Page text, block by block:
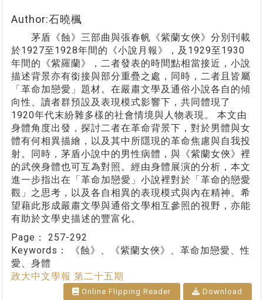
Author:石曉楓
茅盾《蝕》三部曲與張春帆《紫蘭女俠》分別刊載
於1927至1928年間的《小說月報》，及1929至1930
年間的《紫羅蘭》，二者發表的時間點相當接近，小說
描述背景亦有銜接與部分重疊之處，同時，二者且皆屬
「革命加戀愛」題材。在嚴肅文學及通俗小說各自的傾
向性、讀者群預設及表現模式影響下，共同體現了
1920年代末紛雜多樣的社會情境與人物表現。 本文由
身體角度出發，探討二者在革命背景下，對於男體與女
體有何相異描繪，以及其中所隱現的革命焦慮與自我投
射。同時，茅盾小說中的男性病體，與《紫蘭女俠》裡
的武俠身體也可互為對照。經由身體展演的分析，本文
進一步指出在「革命加戀愛」小說裡對於「革命的戀愛
觀」之思考，以及各自相異的表現模式與內在精神。希
望藉此形成嚴肅文學與通俗文學相互參照的視野，亦能
有助於文學史描述的豐富化。
Page： 257-292
Keywords：
《蝕》、《紫蘭女俠》、革命加戀愛、性
愛、身體
政大中文學報 第二十五期
Online Flipping Reader Download